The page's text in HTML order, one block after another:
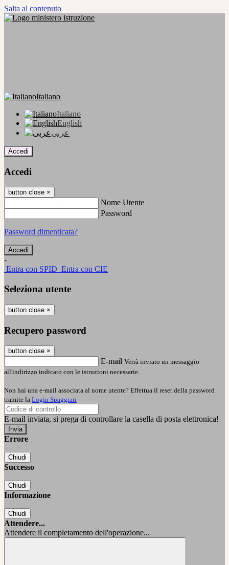
Salta al contenuto
Italiano
Italiano
English
عربى
Accedi
Accedi
button close ×
Nome Utente
Password
Password dimenticata?
-
Entra con SPID Entra con CIE
Seleziona utente
button close ×
Recupero password
button close ×
E-mail Verrà inviato un messaggio
all'indirizzo indicato con le istruzioni necessarie.
Non hai una e-mail associata al nome utente? Effettua il reset della password
tramite la Login Spaggiari
E-mail inviata, si prega di controllare la casella di posta elettronica!
Errore
Chiudi
Successo
Chiudi
Informazione
Chiudi
Attendere...
Attendere il completamento dell'operazione...